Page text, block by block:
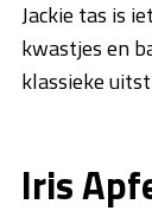
Jackie tas is
kwastjes en
klassieke
Iris